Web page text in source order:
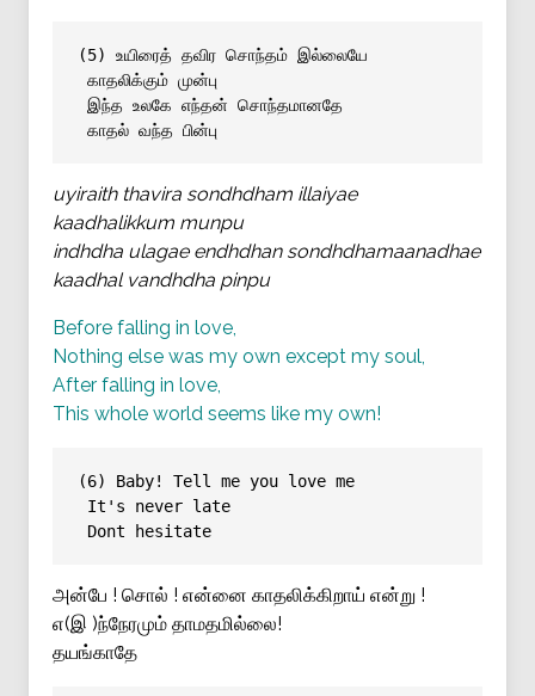
(5) உயிரைத் தவிர சொந்தம் இல்லையே
காதலிக்கும் முன்பு
இந்த உலகே எந்தன் சொந்தமானதே
காதல் வந்த பின்பு
uyiraith thavira sondhdham illaiyae
kaadhalikkum munpu
indhdha ulagae endhdhan sondhdhamaanadhae
kaadhal vandhdha pinpu
Before falling in love,
Nothing else was my own except my soul,
After falling in love,
This whole world seems like my own!
(6) Baby! Tell me you love me
It's never late
Dont hesitate
அன்பே ! சொல் ! என்னை காதலிக்கிறாய் என்று !
எ(இ )ந்நேரமும் தாமதமில்லை!
தயங்காதே